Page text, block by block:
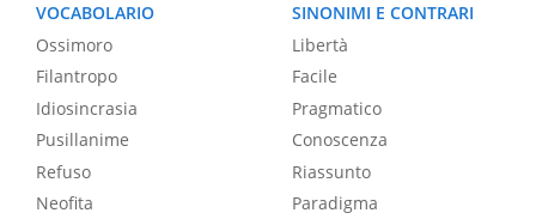
VOCABOLARIO
Ossimoro
Filantropo
Idiosincrasia
Pusillanime
Refuso
Neofita
SINONIMI E CONTRARI
Libertà
Facile
Pragmatico
Conoscenza
Riassunto
Paradigma